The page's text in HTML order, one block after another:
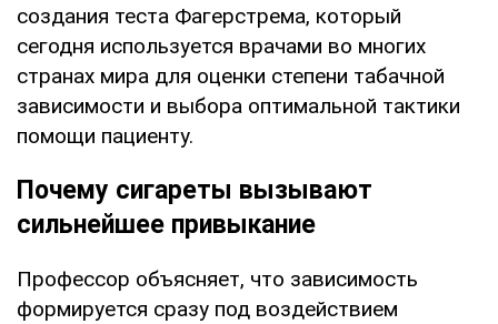
создания теста Фагерстрема, который
сегодня используется врачами во многих
странах мира для оценки степени табачной
зависимости и выбора оптимальной тактики
помощи пациенту.
Почему сигареты вызывают
сильнейшее привыкание
Профессор объясняет, что зависимость
формируется сразу под воздействием